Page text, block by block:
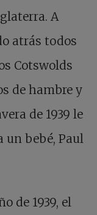
A
atrás todos
Cotswolds
de hambre y
de 1939 le
un bebé, Paul
de 1939, el